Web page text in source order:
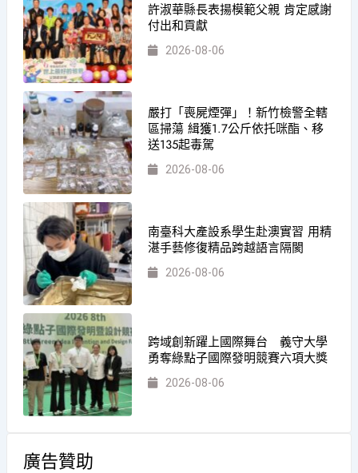
許淑華縣長表揚模範父親 肯定感謝
付出和貢獻
2026-08-06
嚴打「喪屍煙彈」！新竹檢警全轄
區掃蕩 緝獲1.7公斤依托咪酯、移
送135起毒駕
2026-08-06
南臺科大產設系學生赴澳實習 用精
湛手藝修復精品跨越語言隔閡
2026-08-06
跨域創新躍上國際舞台 義守大學
勇奪綠點子國際發明競賽六項大獎
2026-08-06
廣告贊助